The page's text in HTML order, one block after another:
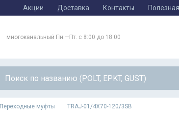
Акции Доставка Контакты
многоканальный Пн.—Пт. с 8:00 до 18:00
Переходные муфты TRAJ-01/4X70-120/3SB